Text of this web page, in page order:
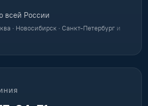
всей России
· Новосибирск · Санкт-Петербург и